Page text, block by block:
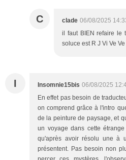
C clade 06/08/2025
il faut BIEN refaire le
soluce est R J Vi Ve Ve
I Insomnie15bis 06/08/2025
En effet pas besoin de
on comprend grâce à l'intro
de la peinture de paysage, et
un voyage dans cette
qu'après avoir résolu une à
présentent. Pas besoin non